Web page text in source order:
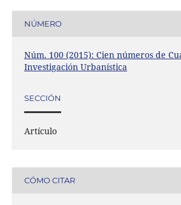
NÚMERO
Núm. 100 (2015): Cien números de
Investigación Urbanística
SECCIÓN
Artículo
CÓMO CITAR